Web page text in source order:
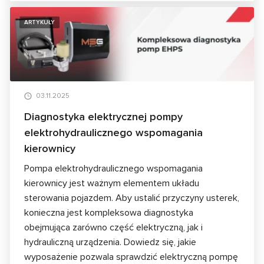
ARTYKUŁY
03.11.2025
Diagnostyka elektrycznej pompy
elektrohydraulicznego wspomagania
kierownicy
Pompa elektrohydraulicznego wspomagania
kierownicy jest ważnym elementem układu
sterowania pojazdem. Aby ustalić przyczyny usterek,
konieczna jest kompleksowa diagnostyka
obejmująca zarówno część elektryczną, jak i
hydrauliczną urządzenia. Dowiedz się, jakie
wyposażenie pozwala sprawdzić elektryczną pompę